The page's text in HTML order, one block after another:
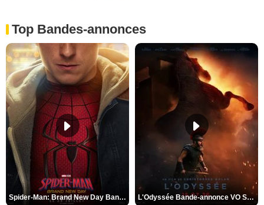
Top Bandes-annonces
Spider-Man: Brand New Day Bande-annonce VO STFR L'Odyssée Bande-annonce VO STFR